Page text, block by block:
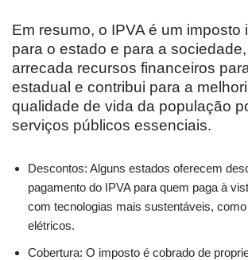
Em resumo, o IPVA é um imposto
para o estado e para a
arrecada recursos financeiros
estadual e contribui para a
qualidade de vida da população
serviços públicos essenciais.
Descontos: Alguns estados oferecem
pagamento do IPVA para quem paga à
com tecnologias mais sustentáveis,
elétricos.
Cobertura: O imposto é cobrado de